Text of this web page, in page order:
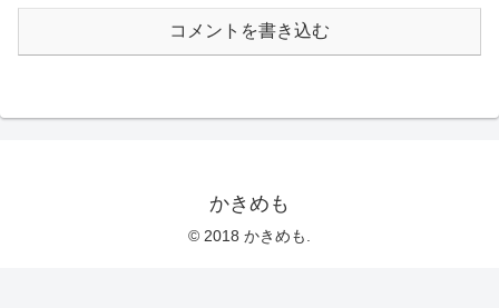
コメントを書き込む
かきめも
© 2018 かきめも.